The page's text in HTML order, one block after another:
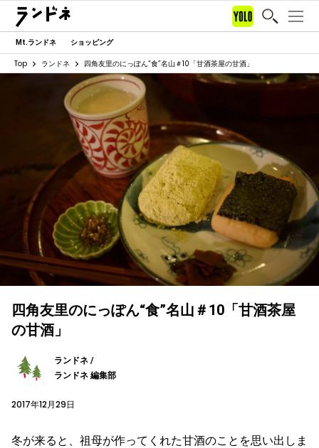
Mt.ランドネ ショッピング
Top ランドネ 四角友里のにっぽん“食”名山＃10「甘酒茶屋の甘酒」
四角友里のにっぽん“食”名山＃10「甘酒茶屋
の甘酒」
ランドネ /
ランドネ 編集部
2017年12月29日
冬が来ると、祖母が作ってくれた甘酒のことを思い出しま